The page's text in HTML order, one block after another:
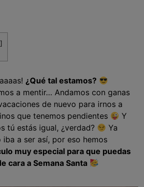
]
¿Qué tal estamos?
a mentir… Andamos con ganas
de nuevo para irnos a
que tenemos pendientes
Y
tú estás igual, ¿verdad?
Ya
iba a ser así, por eso hemos
muy especial para que puedas
cara a Semana Santa